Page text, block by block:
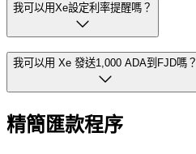
我可以用Xe設定利率提醒嗎？
我可以用 Xe 發送1,000 ADA到FJD嗎？
精簡匯款程序